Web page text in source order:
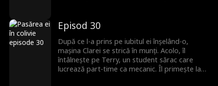
se prăbușește sub greutatea secretului său,
iar Terry pleacă, neștiind că Clara este
însărcinată. Ani mai târziu, el se întoarce cu
putere și bogăție, iar povestea lor de
dragoste începe din nou.
Episod 30
După ce l-a prins pe iubitul ei înșelând-o,
mașina Clarei se strică în munți. Acolo, îl
întâlnește pe Terry, un student sărac care
lucrează part-time ca mecanic. Îl primește la